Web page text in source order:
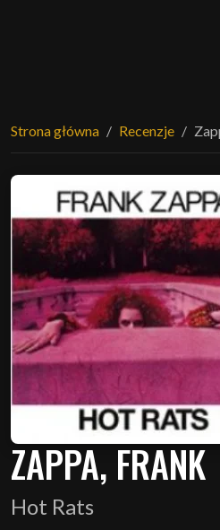
Strona główna Recenzje
ZAPPA, FRANK
Hot Rats